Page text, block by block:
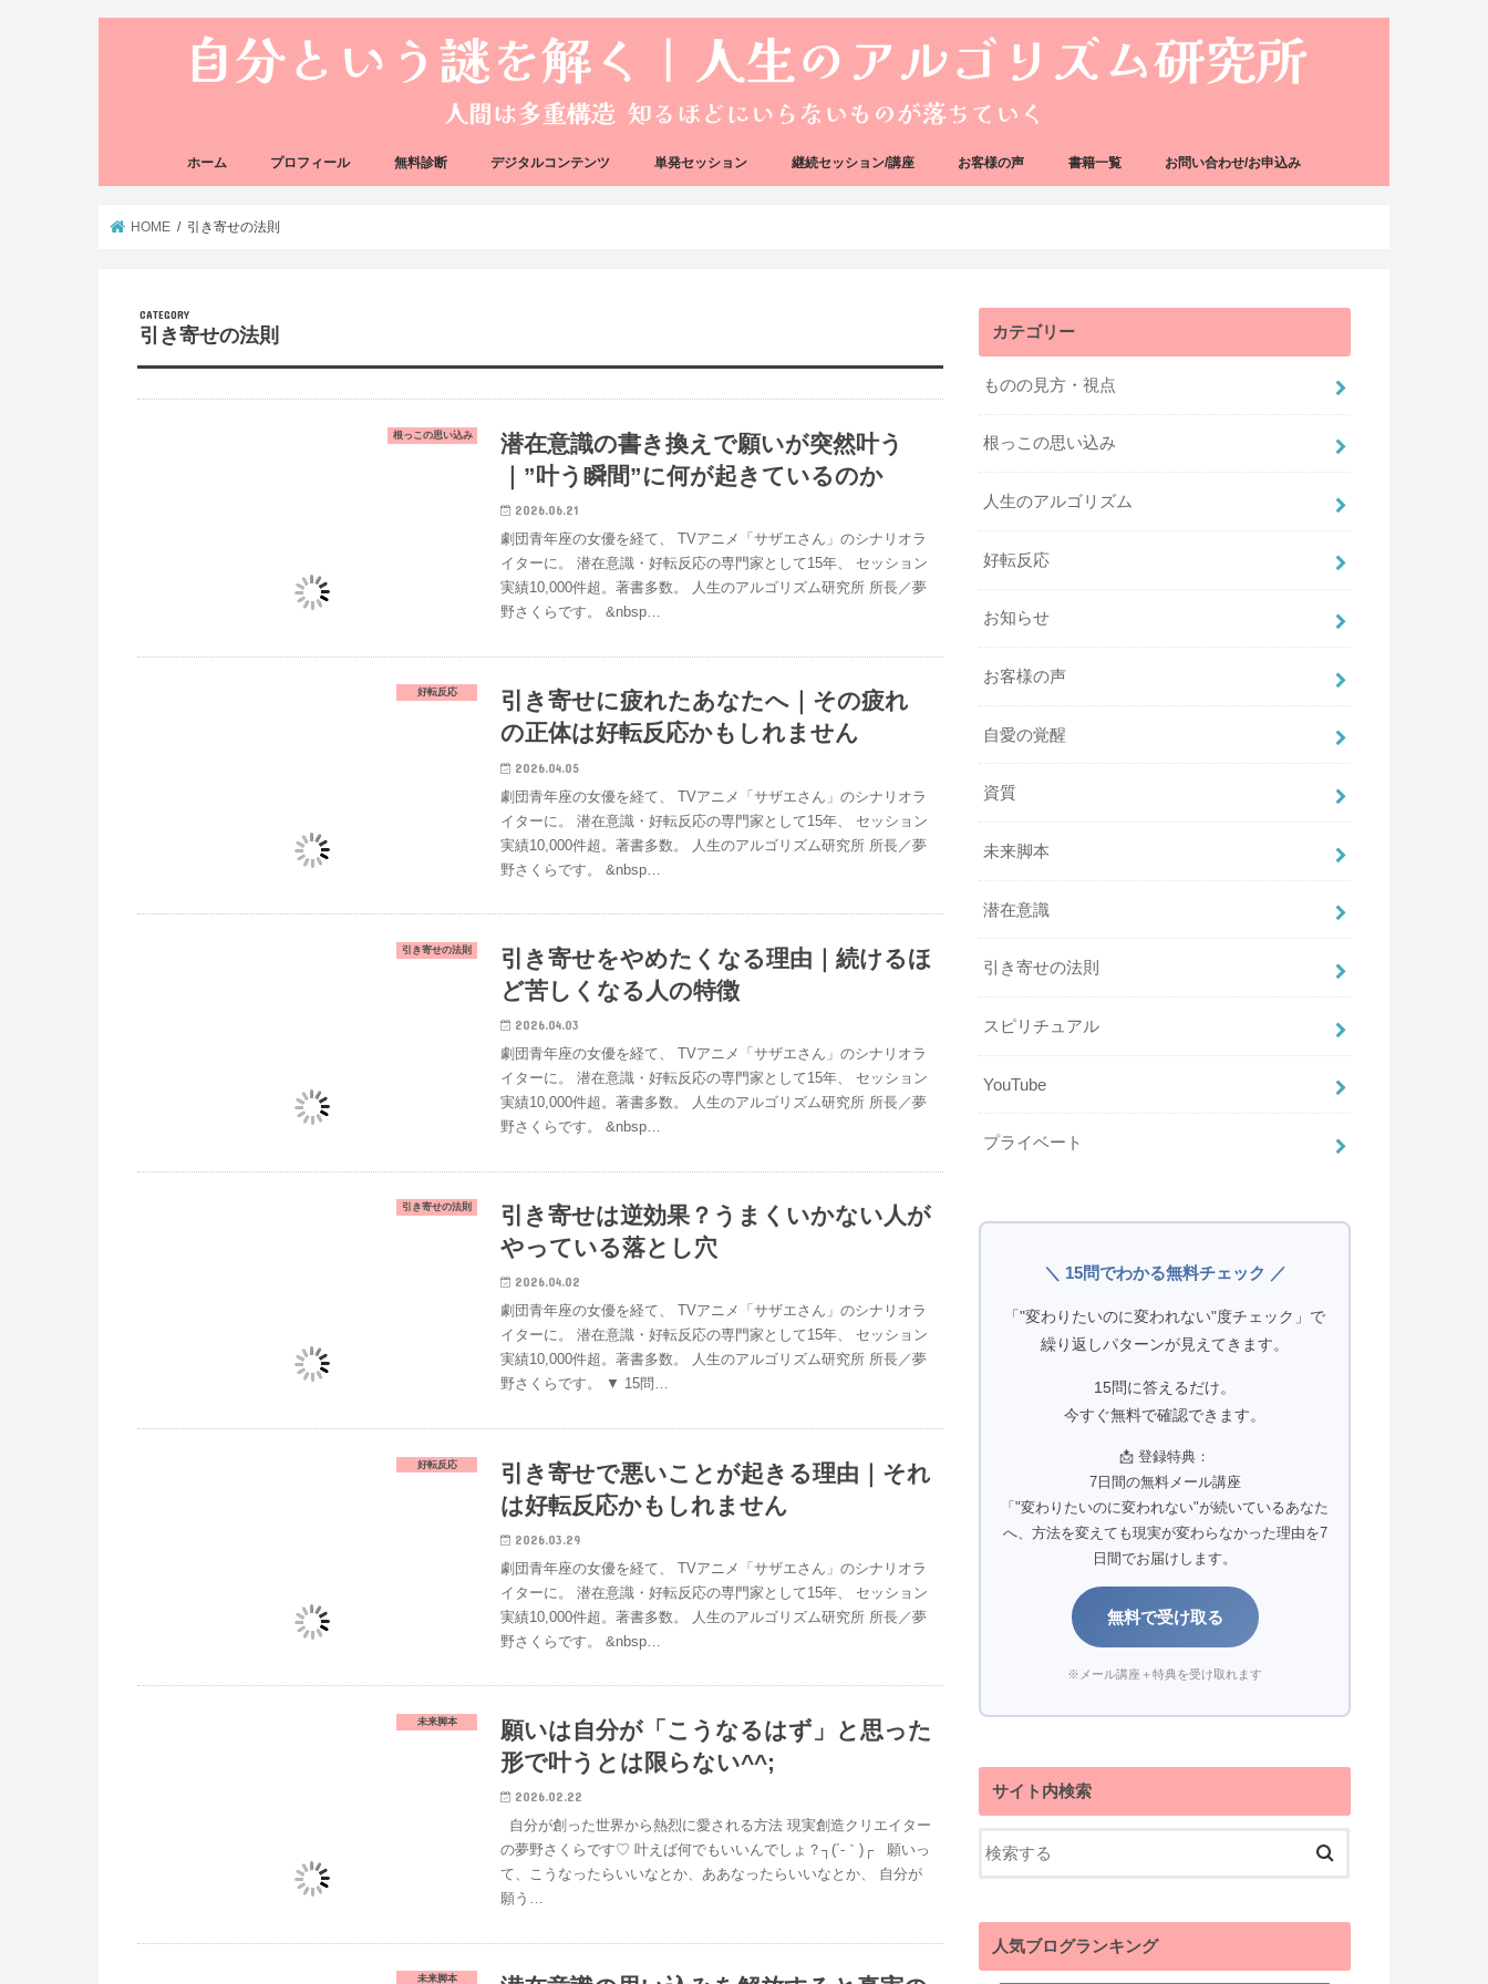
ホーム プロフィール 無料診断 デジタルコンテンツ 単発セッション 継続セッション/講座 お客様の声 書籍一覧 お問い合わせ/お申込み
HOME 引き寄せの法則
引き寄せの法則
根っこの思い込み
潜在意識の書き換えで願いが突然叶う
｜”叶う瞬間”に何が起きているのか
2026.06.21
劇団青年座の女優を経て、 TVアニメ「サザエさん」のシナリオラ
イターに。 潜在意識・好転反応の専門家として15年、 セッション
実績10,000件超。著書多数。 人生のアルゴリズム研究所 所長／夢
野さくらです。 &nbsp…
好転反応
引き寄せに疲れたあなたへ｜その疲れ
の正体は好転反応かもしれません
2026.04.05
劇団青年座の女優を経て、 TVアニメ「サザエさん」のシナリオラ
イターに。 潜在意識・好転反応の専門家として15年、 セッション
実績10,000件超。著書多数。 人生のアルゴリズム研究所 所長／夢
野さくらです。 &nbsp…
引き寄せの法則
引き寄せをやめたくなる理由｜続けるほ
ど苦しくなる人の特徴
2026.04.03
劇団青年座の女優を経て、 TVアニメ「サザエさん」のシナリオラ
イターに。 潜在意識・好転反応の専門家として15年、 セッション
実績10,000件超。著書多数。 人生のアルゴリズム研究所 所長／夢
野さくらです。 &nbsp…
引き寄せの法則
引き寄せは逆効果？うまくいかない人が
やっている落とし穴
2026.04.02
劇団青年座の女優を経て、 TVアニメ「サザエさん」のシナリオラ
イターに。 潜在意識・好転反応の専門家として15年、 セッション
実績10,000件超。著書多数。 人生のアルゴリズム研究所 所長／夢
野さくらです。 ▼ 15問…
好転反応
引き寄せで悪いことが起きる理由｜それ
は好転反応かもしれません
2026.03.29
劇団青年座の女優を経て、 TVアニメ「サザエさん」のシナリオラ
イターに。 潜在意識・好転反応の専門家として15年、 セッション
実績10,000件超。著書多数。 人生のアルゴリズム研究所 所長／夢
野さくらです。 &nbsp…
未来脚本
願いは自分が「こうなるはず」と思った
形で叶うとは限らない^^;
2026.02.22
自分が創った世界から熱烈に愛される方法 現実創造クリエイター
の夢野さくらです♡ 叶えば何でもいいんでしょ？┐(´-｀)┌ 願いっ
て、こうなったらいいなとか、ああなったらいいなとか、 自分が
願う…
未来脚本
カテゴリー
ものの見方・視点
根っこの思い込み
人生のアルゴリズム
好転反応
お知らせ
お客様の声
自愛の覚醒
資質
未来脚本
潜在意識
引き寄せの法則
スピリチュアル
YouTube
プライベート
＼ 15問でわかる無料チェック ／
「"変わりたいのに変われない"度チェック」で
繰り返しパターンが見えてきます。
15問に答えるだけ。
今すぐ無料で確認できます。
📩 登録特典：
7日間の無料メール講座
「"変わりたいのに変われない"が続いているあなた
へ、方法を変えても現実が変わらなかった理由を7
日間でお届けします。
無料で受け取る
※メール講座＋特典を受け取れます
サイト内検索
人気ブログランキング